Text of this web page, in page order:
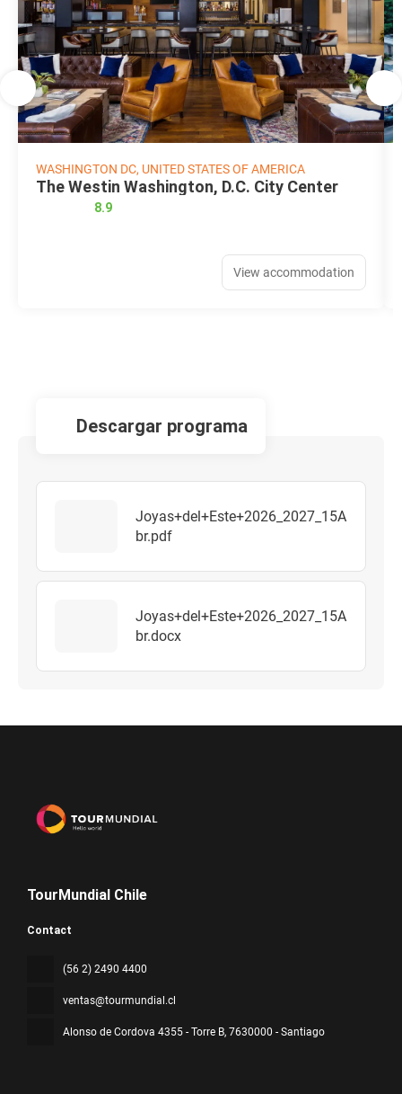
WASHINGTON DC, UNITED STATES OF AMERICA
The Westin Washington, D.C. City Center
8.9
View accommodation
descargar programa
Joyas+del+Este+2026_2027_15A
br.pdf
Joyas+del+Este+2026_2027_15A
br.docx
TourMundial Chile
Contact
(56 2) 2490 4400
ventas@tourmundial.cl
Alonso de Cordova 4355 - Torre B, 7630000 - Santiago